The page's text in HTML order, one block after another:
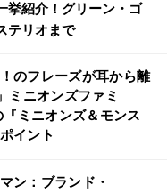
挙紹介！グリーン・ゴ
テリオまで
！のフレーズが耳から離
ミニオンズファミ
ミニオンズ＆モンス
イント
ン：ブランド・